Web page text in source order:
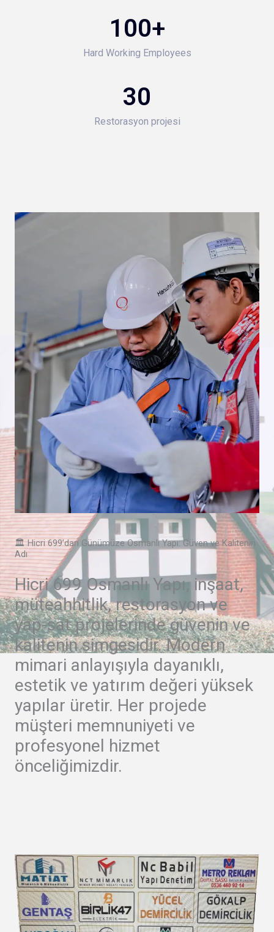
Hard Working Employees
100+
Restorasyon projesi
30
🏛️ Hicri 699’dan Günümüze Osmanlı Yapı: Güven ve Kalitenin
Adı
Hicri 699 Osmanlı Yapı, inşaat,
müteahhitlik, restorasyon ve
yap-sat projelerinde güvenin ve
kalitenin simgesidir. Modern
mimari anlayışıyla dayanıklı,
estetik ve yatırım değeri yüksek
yapılar üretir. Her projede
müşteri memnuniyeti ve
profesyonel hizmet
önceliğimizdir.